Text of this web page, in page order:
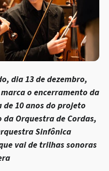
dia 13 de dezembro,
o encerramento da
10 anos do projeto
Orquestra de Cordas,
Sinfônica
vai de trilhas sonoras